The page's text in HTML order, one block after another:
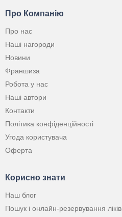
Про Компанію
Про нас
Наші нагороди
Новини
Франшиза
Робота у нас
Наші автори
Контакти
Політика конфіденційності
Угода користувача
Оферта
Корисно знати
Наш блог
Пошук і онлайн-резервування ліків